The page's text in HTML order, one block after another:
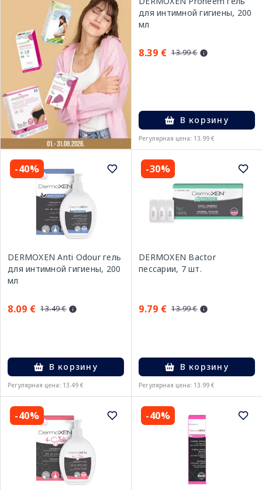
для интимной гигиены, 200
мл
8.39 € 13.99 €
В корзину
Регулярная цена: 13.99 €
-40%
DERMOXEN Anti Odour гель
для интимной гигиены, 200
мл
8.09 € 13.49 €
В корзину
Регулярная цена: 13.49 €
-30%
DERMOXEN Bactor
пессарии, 7 шт.
9.79 € 13.99 €
В корзину
Регулярная цена: 13.99 €
-40% -40%